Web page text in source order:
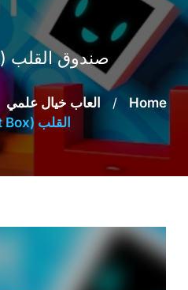
صندوق القلب (Heart Box)
Home
/ العاب خيال علمي
القلب (Heart Box)